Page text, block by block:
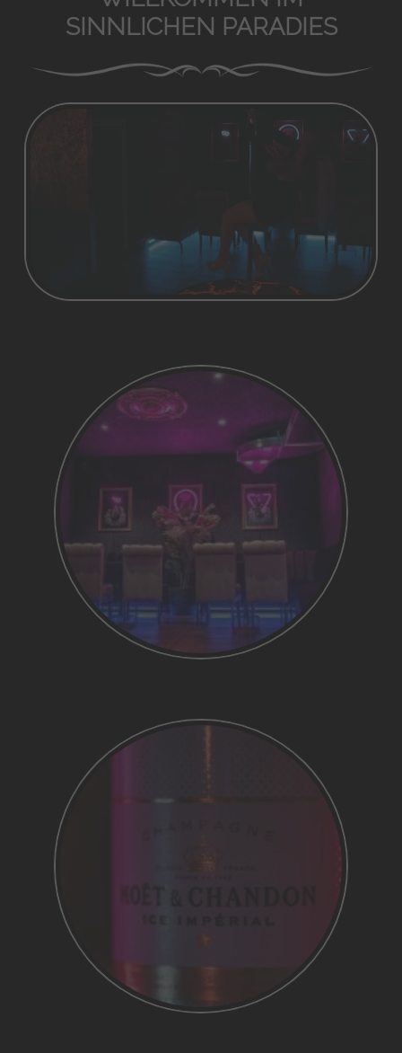
SINNLICHEN PARADIES